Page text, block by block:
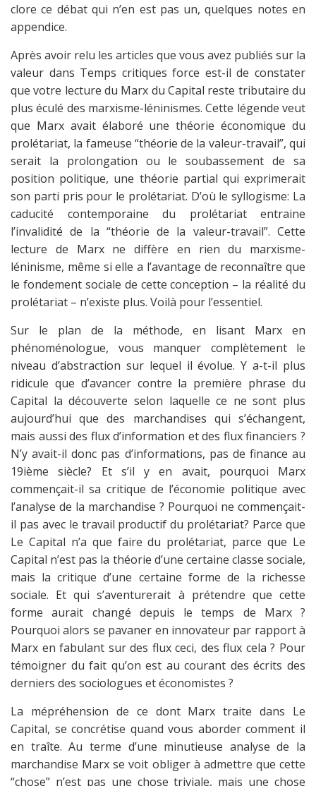
clore ce débat qui n’en est pas un, quelques notes en
appendice.
Après avoir relu les articles que vous avez publiés sur la
valeur dans Temps critiques force est-il de constater
que votre lecture du Marx du Capital reste tributaire du
plus éculé des marxisme-léninismes. Cette légende veut
que Marx avait élaboré une théorie économique du
prolétariat, la fameuse “théorie de la valeur-travail”, qui
serait la prolongation ou le soubassement de sa
position politique, une théorie partial qui exprimerait
son parti pris pour le prolétariat. D’où le syllogisme: La
caducité contemporaine du prolétariat entraine
l’invalidité de la “théorie de la valeur-travail”. Cette
lecture de Marx ne diffère en rien du marxisme-
léninisme, même si elle a l’avantage de reconnaître que
le fondement sociale de cette conception – la réalité du
prolétariat – n’existe plus. Voilà pour l’essentiel.
Sur le plan de la méthode, en lisant Marx en
phénoménologue, vous manquer complètement le
niveau d’abstraction sur lequel il évolue. Y a-t-il plus
ridicule que d’avancer contre la première phrase du
Capital la découverte selon laquelle ce ne sont plus
aujourd’hui que des marchandises qui s’échangent,
mais aussi des flux d’information et des flux financiers ?
N’y avait-il donc pas d’informations, pas de finance au
19ième siècle? Et s’il y en avait, pourquoi Marx
commençait-il sa critique de l’économie politique avec
l’analyse de la marchandise ? Pourquoi ne commençait-
il pas avec le travail productif du prolétariat? Parce que
Le Capital n’a que faire du prolétariat, parce que Le
Capital n’est pas la théorie d’une certaine classe sociale,
mais la critique d’une certaine forme de la richesse
sociale. Et qui s’aventurerait à prétendre que cette
forme aurait changé depuis le temps de Marx ?
Pourquoi alors se pavaner en innovateur par rapport à
Marx en fabulant sur des flux ceci, des flux cela ? Pour
témoigner du fait qu’on est au courant des écrits des
derniers des sociologues et économistes ?
La mépréhension de ce dont Marx traite dans Le
Capital, se concrétise quand vous aborder comment il
en traîte. Au terme d’une minutieuse analyse de la
marchandise Marx se voit obliger à admettre que cette
“chose” n’est pas une chose triviale, mais une chose